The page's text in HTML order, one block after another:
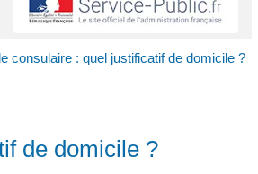
consulaire : quel justificatif de domicile ?
de domicile ?